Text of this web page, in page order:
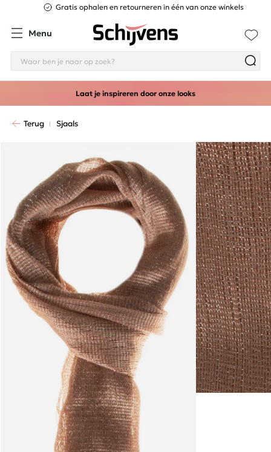
Gratis ophalen en retourneren in één van onze winkels
Menu
Laat je inspireren door onze looks
Terug Sjaals